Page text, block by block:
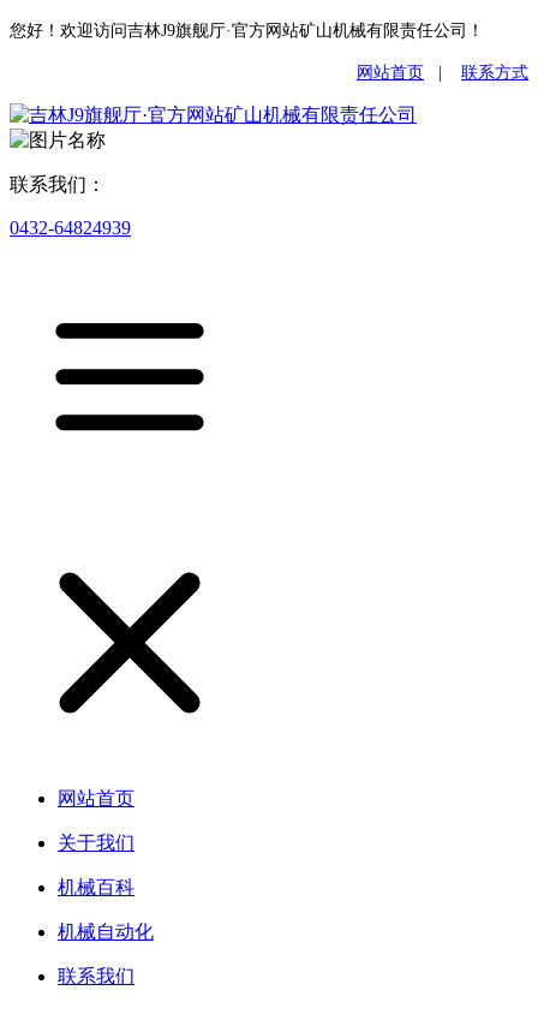
您好！欢迎访问吉林J9旗舰厅·官方网站矿山机械有限责任公司！
网站首页 联系方式
联系我们：
0432-64824939
网站首页
关于我们
机械百科
机械自动化
联系我们